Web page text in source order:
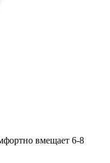
вмещает 6-8